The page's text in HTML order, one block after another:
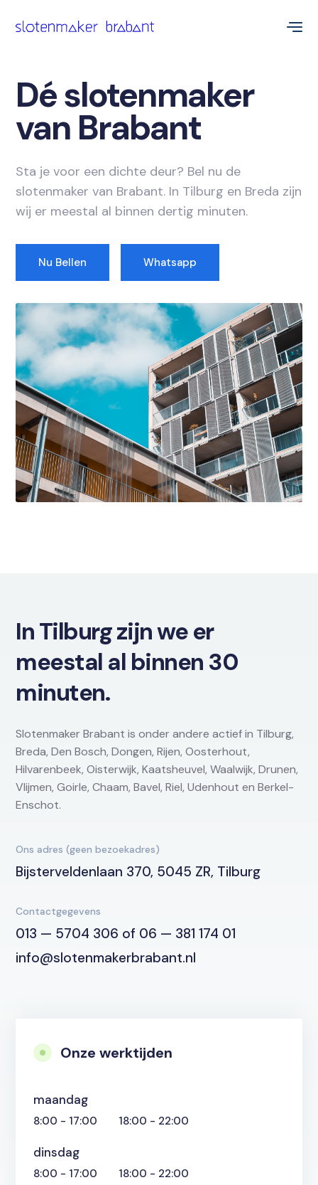
Dé slotenmaker
van Brabant
Sta je voor een dichte deur? Bel nu de
slotenmaker van Brabant. In Tilburg en Breda zijn
wij er meestal al binnen dertig minuten.
Nu Bellen Whatsapp
In Tilburg zijn we er
meestal al binnen 30
minuten.
Slotenmaker Brabant is onder andere actief in Tilburg,
Breda, Den Bosch, Dongen, Rijen, Oosterhout,
Hilvarenbeek, Oisterwijk, Kaatsheuvel, Waalwijk, Drunen,
Vlijmen, Goirle, Chaam, Bavel, Riel, Udenhout en Berkel-
Enschot.
Ons adres (geen bezoekadres)
Bijsterveldenlaan 370, 5045 ZR, Tilburg
Contactgegevens
013 — 5704 306 of 06 — 381 174 01
info@slotenmakerbrabant.nl
Onze werktijden
maandag
8:00 - 17:00 18:00 - 22:00
dinsdag
8:00 - 17:00 18:00 - 22:00